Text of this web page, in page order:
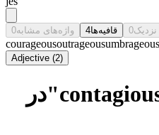
واژه‌های مشابه0 قافیه‌ها4 نزدیک0
courageousoutrageousumbrageous
Adjective (2)
تعریف و معنی "contagious"در